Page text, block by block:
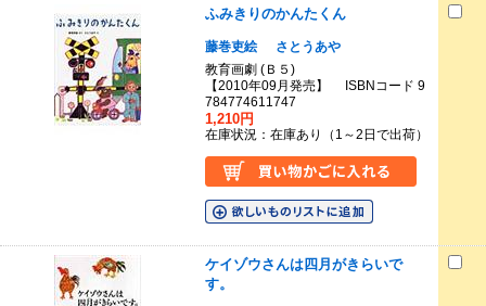
ふみきりのかんたくん
藤巻吏絵
さとうあや
教育画劇 (Ｂ５)
【2010年09月発売】 ISBNコード 9
784774611747
1,210円
在庫状況：在庫あり（1～2日で出荷）
ケイゾウさんは四月がきらいで
す。